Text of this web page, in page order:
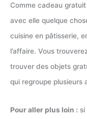
Comme cadeau
avec elle quelque
cuisine en pâtisserie,
l’affaire. Vous
trouver des objets
qui regroupe plusieurs
Pour aller plus loin : si